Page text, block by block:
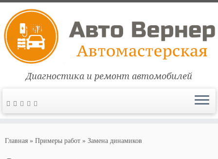
Диагностика и ремонт автомобилей
Главная » Примеры работ » Замена динамиков